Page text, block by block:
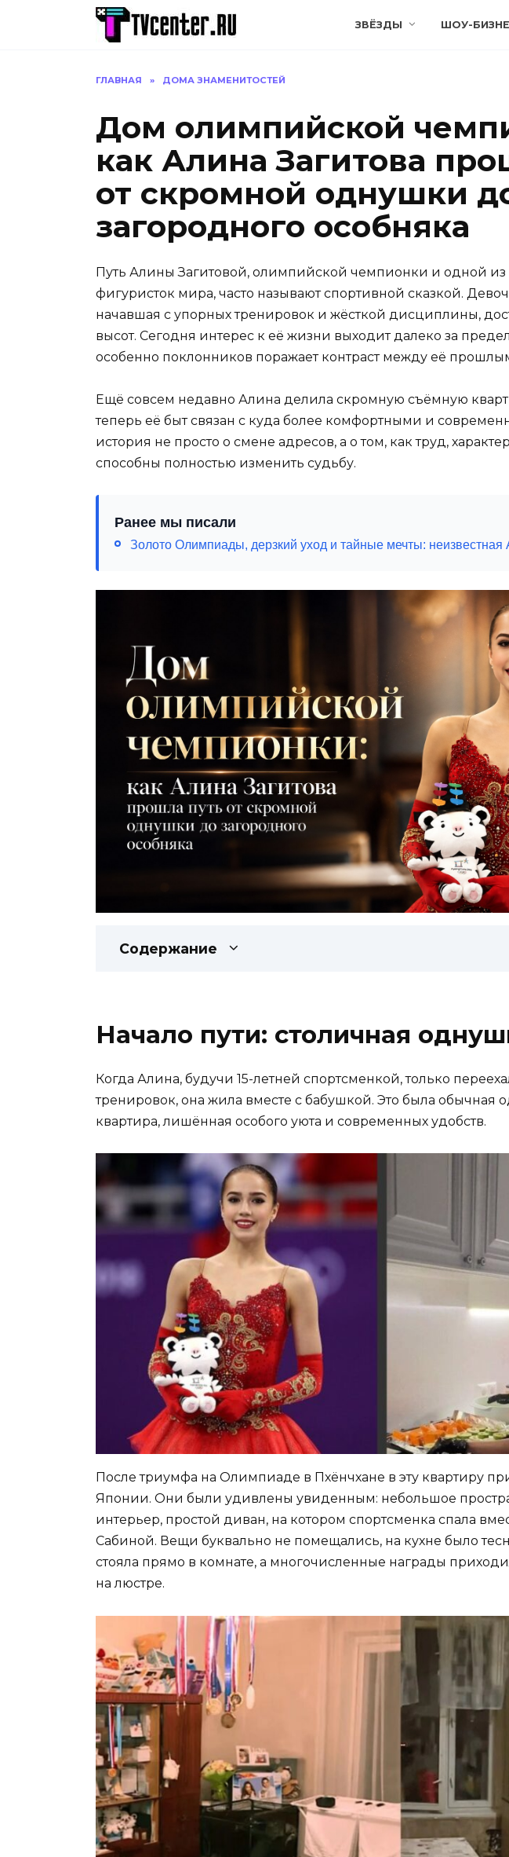
ЗВЁЗДЫ ШОУ-
ГЛАВНАЯ » ДОМА ЗНАМЕНИТОСТЕЙ
Дом олимпийской
как Алина Загитова
от скромной однушки
загородного особняка
Путь Алины Загитовой, олимпийской чемпионки и одной из
фигуристок мира, часто называют спортивной сказкой.
начавшая с упорных тренировок и жёсткой дисциплины,
высот. Сегодня интерес к её жизни выходит далеко за
особенно поклонников поражает контраст между её
Ещё совсем недавно Алина делила скромную съёмную
теперь её быт связан с куда более комфортными и
история не просто о смене адресов, а о том, как труд,
способны полностью изменить судьбу.
Ранее мы писали
Золото Олимпиады, дерзкий уход и тайные мечты: неизвестная
Содержание
Начало пути: столичная
Когда Алина, будучи 15-летней спортсменкой, только
тренировок, она жила вместе с бабушкой. Это была обычная
квартира, лишённая особого уюта и современных удобств.
После триумфа на Олимпиаде в Пхёнчхане в эту квартиру
Японии. Они были удивлены увиденным: небольшое
интерьер, простой диван, на котором спортсменка спала
Сабиной. Вещи буквально не помещались, на кухне было
стояла прямо в комнате, а многочисленные награды
на люстре.